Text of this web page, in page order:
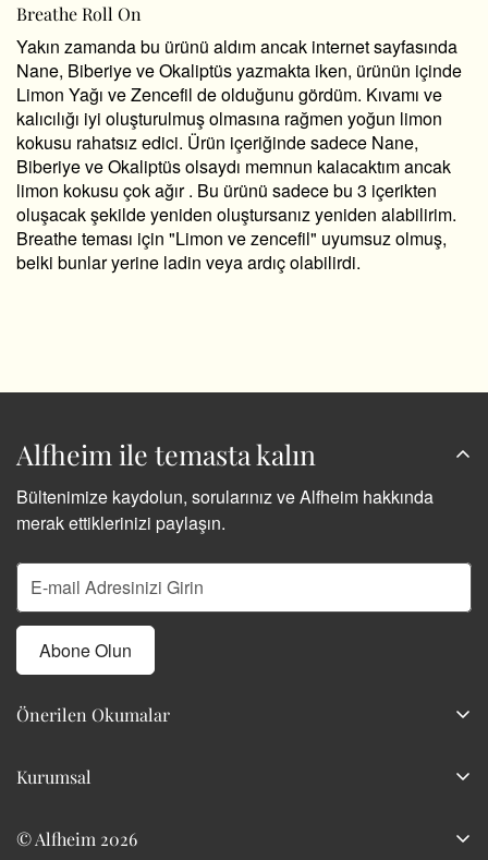
Breathe Roll On
Yakın zamanda bu ürünü aldım ancak internet sayfasında
Nane, Biberiye ve Okaliptüs yazmakta iken, ürünün içinde
Limon Yağı ve Zencefil de olduğunu gördüm. Kıvamı ve
kalıcılığı iyi oluşturulmuş olmasına rağmen yoğun limon
kokusu rahatsız edici. Ürün içeriğinde sadece Nane,
Biberiye ve Okaliptüs olsaydı memnun kalacaktım ancak
limon kokusu çok ağır . Bu ürünü sadece bu 3 içerikten
oluşacak şekilde yeniden oluştursanız yeniden alabilirim.
Breathe teması için "Limon ve zencefil" uyumsuz olmuş,
belki bunlar yerine ladin veya ardıç olabilirdi.
Alfheim ile temasta kalın
Bültenimize kaydolun, sorularınız ve Alfheim hakkında
merak ettiklerinizi paylaşın.
Abone Olun
Önerilen Okumalar
Veba Doktorunun Maskesi Korkunun Kokusu
“Koku -Scent- L’odeur- Il Profumo”
Kurumsal
İletişim
© Alfheim 2026